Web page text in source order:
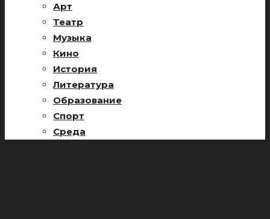
Арт
Театр
Музыка
Кино
История
Литература
Образование
Спорт
Среда